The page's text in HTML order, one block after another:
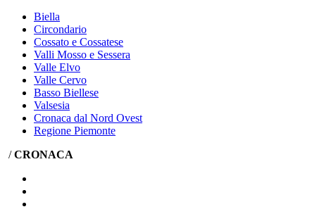
Biella
Circondario
Cossato e Cossatese
Valli Mosso e Sessera
Valle Elvo
Valle Cervo
Basso Biellese
Valsesia
Cronaca dal Nord Ovest
Regione Piemonte
/CRONACA